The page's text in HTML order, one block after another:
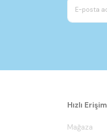
Hızlı Erişim
Mağaza